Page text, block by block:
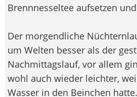
Brennnesseltee aufsetzen
Der morgendliche
um Welten besser als der
Nachmittagslauf, vor allem
wohl auch wieder leichter,
Wasser in den Beinchen hatte.